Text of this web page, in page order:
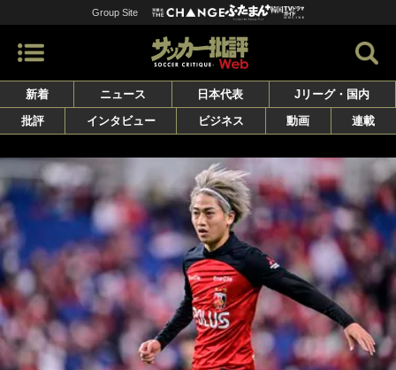
Group Site
新着 ニュース 日本代表
Jリーグ・国内
批評
インタビュー ビジネス 動画 連載